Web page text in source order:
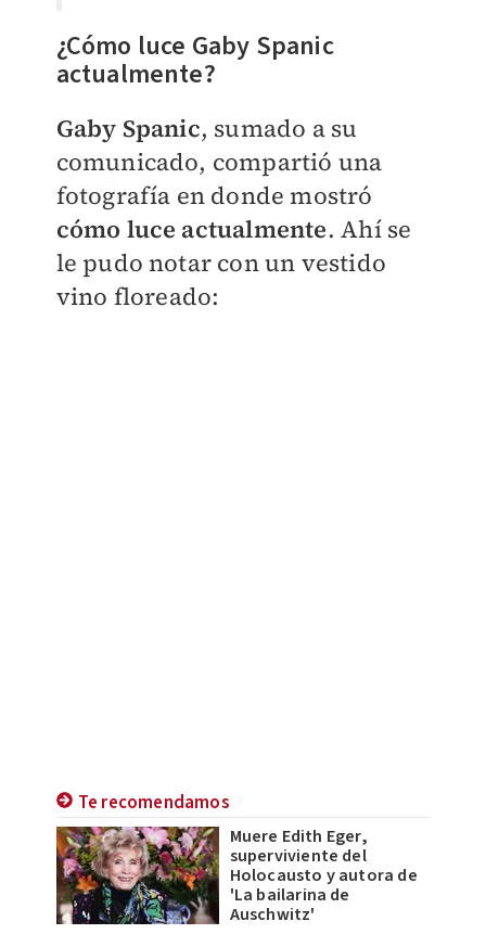
¿Cómo luce Gaby Spanic
actualmente?
Gaby Spanic, sumado a su
comunicado, compartió una
fotografía en donde mostró
cómo luce actualmente. Ahí se
le pudo notar con un vestido
vino floreado:
Te recomendamos
Muere Edith Eger,
superviviente del
Holocausto y autora de
'La bailarina de
Auschwitz'